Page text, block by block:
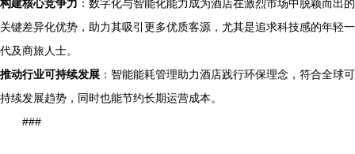
构建核心竞争力 ：数字化与智能化能力成为酒店在激烈市场中脱颖而出的
关键差异化优势，助力其吸引更多优质客源，尤其是追求科技感的年轻一
代及商旅人士。
推动行业可持续发展 ：智能能耗管理助力酒店践行环保理念，符合全球可
持续发展趋势，同时也能节约长期运营成本。
###